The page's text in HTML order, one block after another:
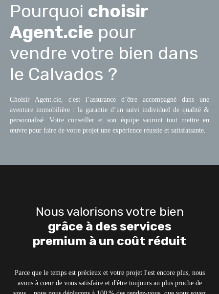
Pourquoi choisir
Agent.cie pour
vendre votre bien dans
le Calvados ?
Choisir Agent.cie, c'est l’assurance d’être accompagné dans une
aventure immobilière : la garantie d’un suivi individuel de qualité &
personnalisé. Votre conseiller et son équipe sauront tout mettre en
œuvre pour faire de votre projet une expérience réussie et satisfaisante.
Nous valorisons votre bien
grâce à des services
premium à un coût réduit
Parce que le temps est précieux et votre projet l'est encore plus, nous
avons à cœur de vous satisfaire et d'être toujours au plus proche de